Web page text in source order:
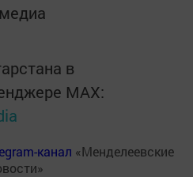
в
MАХ:
канал «Менделеевские